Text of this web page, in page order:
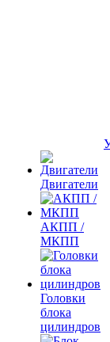
Двигатели
АКПП /
МКПП
Головки
блока
цилиндров